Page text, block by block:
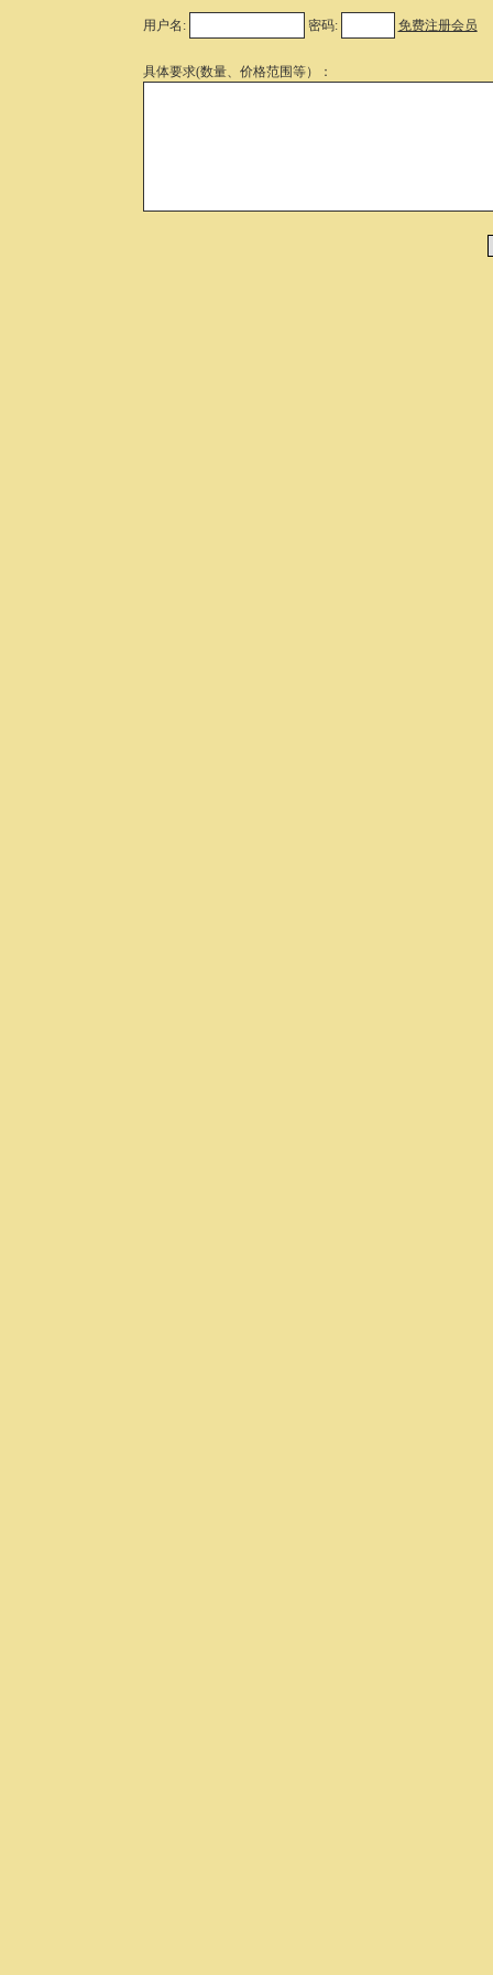
用户名: 密码: 免费注册会员
具体要求(数量、价格范围等）：